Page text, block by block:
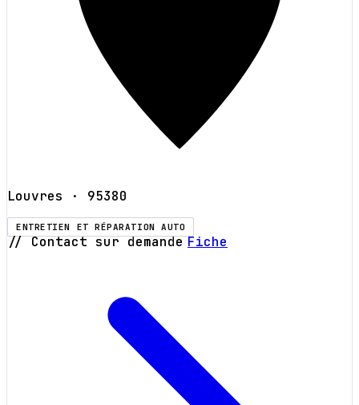
Louvres · 95380
ENTRETIEN ET RÉPARATION AUTO
// Contact sur demande Fiche